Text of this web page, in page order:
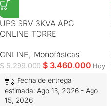
UPS SRV 3KVA APC
ONLINE TORRE
ONLINE, Monofásicas
$5.299.000 $ 3.460.000 Hoy
Fecha de entrega
estimada: Ago 13, 2026 - Ago
15, 2026